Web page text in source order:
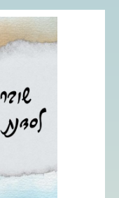
העניקו לאהובים
מרחב לביטוי